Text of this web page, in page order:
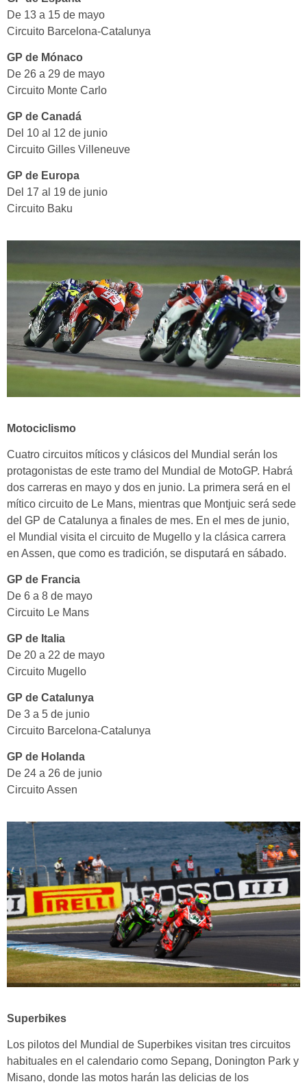
De 13 a 15 de mayo
Circuito Barcelona-Catalunya
GP de Mónaco
De 26 a 29 de mayo
Circuito Monte Carlo
GP de Canadá
Del 10 al 12 de junio
Circuito Gilles Villeneuve
GP de Europa
Del 17 al 19 de junio
Circuito Baku
Motociclismo
Cuatro circuitos míticos y clásicos del Mundial serán los
protagonistas de este tramo del Mundial de MotoGP. Habrá
dos carreras en mayo y dos en junio. La primera será en el
mítico circuito de Le Mans, mientras que Montjuic será sede
del GP de Catalunya a finales de mes. En el mes de junio,
el Mundial visita el circuito de Mugello y la clásica carrera
en Assen, que como es tradición, se disputará en sábado.
GP de Francia
De 6 a 8 de mayo
Circuito Le Mans
GP de Italia
De 20 a 22 de mayo
Circuito Mugello
GP de Catalunya
De 3 a 5 de junio
Circuito Barcelona-Catalunya
GP de Holanda
De 24 a 26 de junio
Circuito Assen
Superbikes
Los pilotos del Mundial de Superbikes visitan tres circuitos
habituales en el calendario como Sepang, Donington Park y
Misano, donde las motos harán las delicias de los